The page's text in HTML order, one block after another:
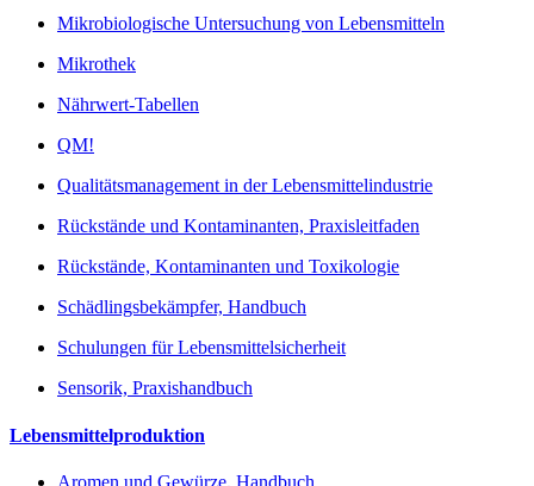
Mikrobiologische Untersuchung von Lebensmitteln
Mikrothek
Nährwert-Tabellen
QM!
Qualitätsmanagement in der Lebensmittelindustrie
Rückstände und Kontaminanten, Praxisleitfaden
Rückstände, Kontaminanten und Toxikologie
Schädlingsbekämpfer, Handbuch
Schulungen für Lebensmittelsicherheit
Sensorik, Praxishandbuch
Lebensmittelproduktion
Aromen und Gewürze, Handbuch